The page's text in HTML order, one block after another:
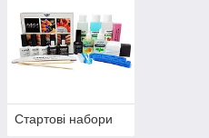
Стартові набори